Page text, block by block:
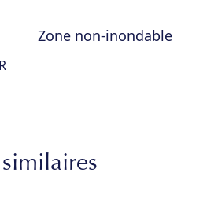
Zone non-inondable